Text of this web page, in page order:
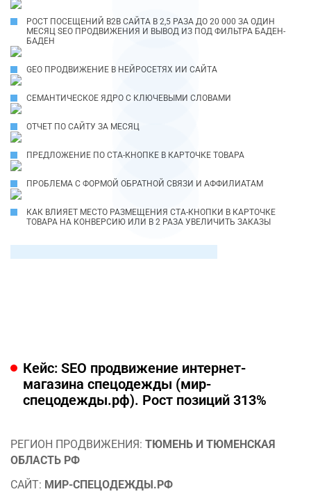
РОСТ ПОСЕЩЕНИЙ B2B САЙТА В 2,5 РАЗА ДО 20 000 ЗА ОДИН
МЕСЯЦ SEO ПРОДВИЖЕНИЯ И ВЫВОД ИЗ ПОД ФИЛЬТРА БАДЕН-
БАДЕН
GEO ПРОДВИЖЕНИЕ В НЕЙРОСЕТЯХ ИИ САЙТА
СЕМАНТИЧЕСКОЕ ЯДРО С КЛЮЧЕВЫМИ СЛОВАМИ
ОТЧЕТ ПО САЙТУ ЗА МЕСЯЦ
ПРЕДЛОЖЕНИЕ ПО СТА-КНОПКЕ В КАРТОЧКЕ ТОВАРА
ПРОБЛЕМА С ФОРМОЙ ОБРАТНОЙ СВЯЗИ И АФФИЛИАТАМ
КАК ВЛИЯЕТ МЕСТО РАЗМЕЩЕНИЯ CTA-КНОПКИ В КАРТОЧКЕ
ТОВАРА НА КОНВЕРСИЮ ИЛИ В 2 РАЗА УВЕЛИЧИТЬ ЗАКАЗЫ
Кейс: SEO продвижение интернет-
магазина спецодежды (мир-
спецодежды.рф). Рост позиций 313%
РЕГИОН ПРОДВИЖЕНИЯ: ТЮМЕНЬ И ТЮМЕНСКАЯ
ОБЛАСТЬ РФ
САЙТ: МИР-СПЕЦОДЕЖДЫ.РФ